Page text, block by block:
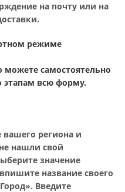
на почту или на
режиме
самостоятельно
этапам всю форму.
вашего региона и
нашли свой
значение
название своего
Введите